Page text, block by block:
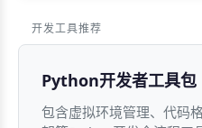
开发工具推荐
Python开发者工具包
包含虚拟环境管理、代码